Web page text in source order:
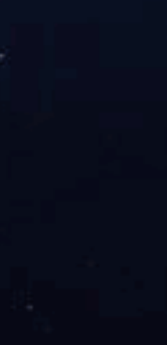
绍兴地区，总面积5300多平方
各类新特药，并积极打造专业化服